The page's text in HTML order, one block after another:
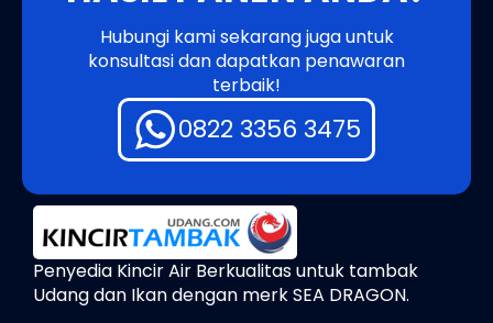
Hubungi kami sekarang juga untuk
konsultasi dan dapatkan penawaran
terbaik!
0822 3356 3475
Penyedia Kincir Air Berkualitas untuk tambak
Udang dan Ikan dengan merk SEA DRAGON.